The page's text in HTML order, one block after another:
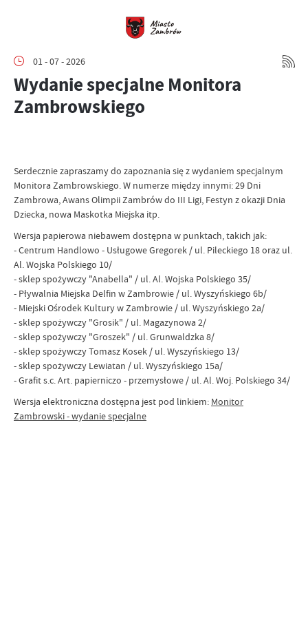
01 - 07 - 2026
Wydanie specjalne Monitora
Zambrowskiego
Serdecznie zapraszamy do zapoznania się z wydaniem specjalnym
Monitora Zambrowskiego. W numerze między innymi: 29 Dni
Zambrowa, Awans Olimpii Zambrów do III Ligi, Festyn z okazji Dnia
Dziecka, nowa Maskotka Miejska itp.
Wersja papierowa niebawem dostępna w punktach, takich jak:
- Centrum Handlowo - Usługowe Gregorek / ul. Pileckiego 18 oraz ul.
Al. Wojska Polskiego 10/
- sklep spożywczy "Anabella" / ul. Al. Wojska Polskiego 35/
- Pływalnia Miejska Delfin w Zambrowie / ul. Wyszyńskiego 6b/
- Miejski Ośrodek Kultury w Zambrowie / ul. Wyszyńskiego 2a/
- sklep spożywczy "Grosik" / ul. Magazynowa 2/
- sklep spożywczy "Groszek" / ul. Grunwaldzka 8/
- sklep spożywczy Tomasz Kosek / ul. Wyszyńskiego 13/
- sklep spożywczy Lewiatan / ul. Wyszyńskiego 15a/
- Grafit s.c. Art. papierniczo - przemysłowe / ul. Al. Woj. Polskiego 34/
Wersja elektroniczna dostępna jest pod linkiem: Monitor
Zambrowski - wydanie specjalne